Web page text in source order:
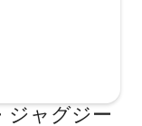
ジャグジー